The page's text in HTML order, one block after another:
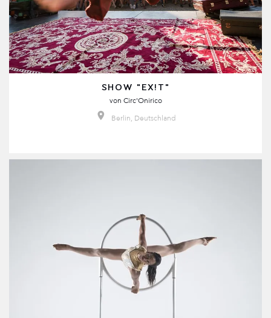
SHOW "EX!T"
von Circ'Onirico
Berlin, Deutschland